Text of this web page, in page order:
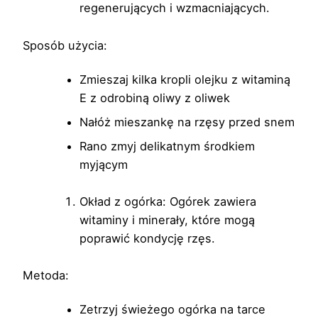
regenerujących i wzmacniających.
Sposób użycia:
Zmieszaj kilka kropli olejku z witaminą
E z odrobiną oliwy z oliwek
Nałóż mieszankę na rzęsy przed snem
Rano zmyj delikatnym środkiem
myjącym
Okład z ogórka: Ogórek zawiera
witaminy i minerały, które mogą
poprawić kondycję rzęs.
Metoda:
Zetrzyj świeżego ogórka na tarce